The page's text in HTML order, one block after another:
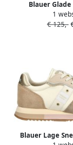
Blauer
1
€ 125,-
Blauer Lage